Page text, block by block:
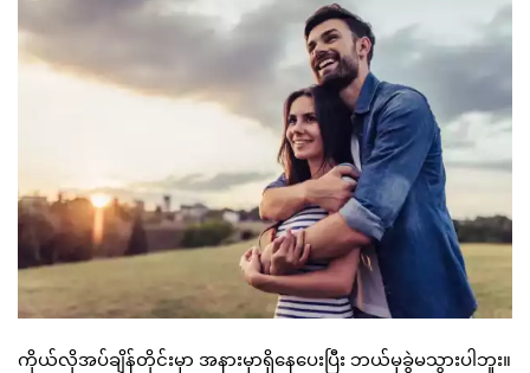
ကိုယ်လိုအပ်ချိန်တိုင်းမှာ အနားမှာရှိနေပေးပြီး ဘယ်မှခွဲမသွားပါဘူး။